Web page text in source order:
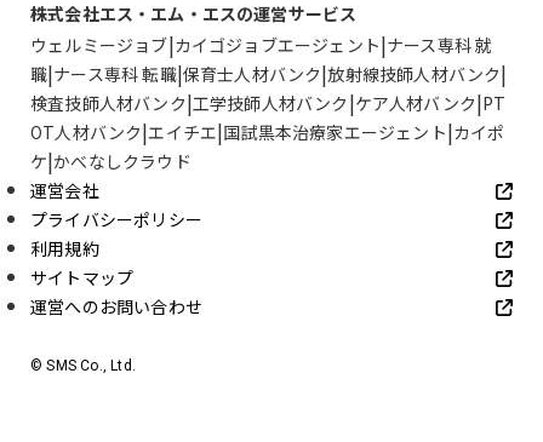
株式会社エス・エム・エスの運営サービス
ウェルミージョブ カイゴジョブエージェント ナース専科 就
職 ナース専科 転職 保育士人材バンク 放射線技師人材バンク
検査技師人材バンク 工学技師人材バンク ケア人材バンク PT
OT人材バンク エイチエ 国試黒本治療家エージェント カイポ
ケ かべなしクラウド
運営会社
プライバシーポリシー
利用規約
サイトマップ
運営へのお問い合わせ
© SMS Co., Ltd.